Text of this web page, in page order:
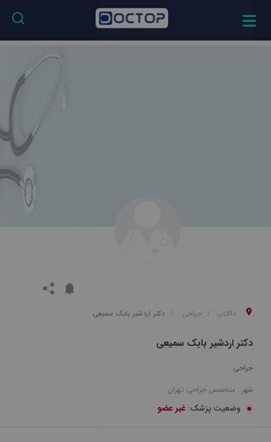
داکتاپ جراحی دکتر اردشیر بابک سمیعی
دکتر اردشیر بابک سمیعی
جراحی
شهر : متخصص جراحی تهران
وضعیت پزشک: غیر عضو